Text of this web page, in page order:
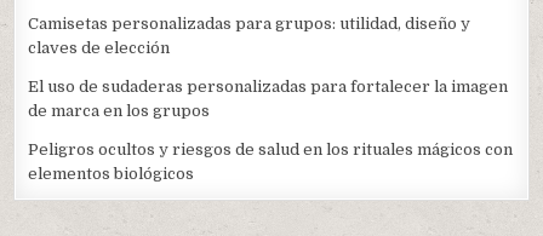
Camisetas personalizadas para grupos: utilidad, diseño y
claves de elección
El uso de sudaderas personalizadas para fortalecer la imagen
de marca en los grupos
Peligros ocultos y riesgos de salud en los rituales mágicos con
elementos biológicos